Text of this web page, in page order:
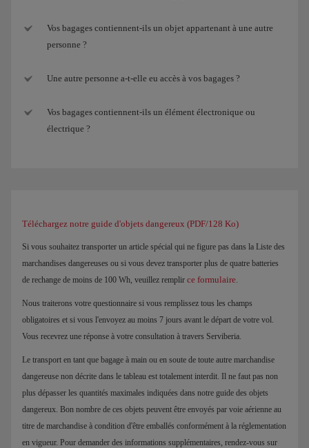
Vos bagages contiennent-ils un objet appartenant à une autre
personne ?
Une autre personne a-t-elle eu accès à vos bagages ?
Vos bagages contiennent-ils un élément électronique ou
électrique ?
Téléchargez notre guide d'objets dangereux (PDF/128 Ko)
Si vous souhaitez transporter un article spécial qui ne figure pas dans la Liste des
marchandises dangereuses ou si vous devez transporter plus de quatre batteries
de rechange de moins de 100 Wh, veuillez remplir ce formulaire.
Nous traiterons votre questionnaire si vous remplissez tous les champs
obligatoires et si vous l'envoyez au moins 7 jours avant le départ de votre vol.
Vous recevrez une réponse à votre consultation à travers Serviberia.
Le transport en tant que bagage à main ou en soute de toute autre marchandise
dangereuse non décrite dans le tableau est totalement interdit. Il ne faut pas non
plus dépasser les quantités maximales indiquées dans notre guide des objets
dangereux. Bon nombre de ces objets peuvent être envoyés par voie aérienne au
titre de marchandise à condition d'être emballés conformément à la réglementation
en vigueur. Pour demander des informations supplémentaires, rendez-vous sur